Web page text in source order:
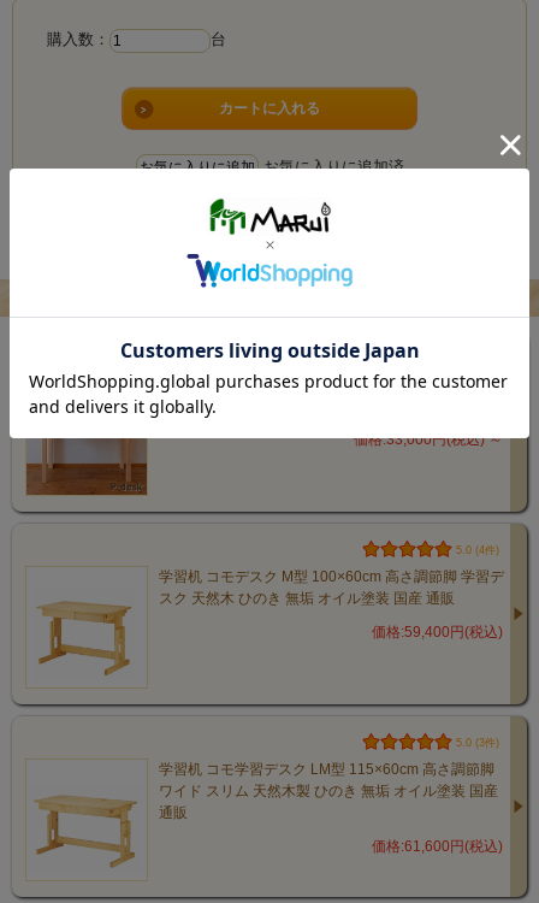
購入数： 台
お気に入りに追加済
返品についての詳細はこちら
平机 Pデスク パソコンデスク サイズオーダー 天然木
製 ひのき 無垢 ユーティリティーデスク 国産 受注生産
価格:33,000円(税込)～
5.0 (4件)
学習机 コモデスク M型 100×60cm 高さ調節脚 学習デ
スク 天然木 ひのき 無垢 オイル塗装 国産 通販
価格:59,400円(税込)
5.0 (3件)
学習机 コモ学習デスク LM型 115×60cm 高さ調節脚
ワイド スリム 天然木製 ひのき 無垢 オイル塗装 国産
通販
価格:61,600円(税込)